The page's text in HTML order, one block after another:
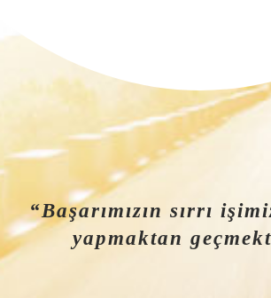
“Başarımızın sırrı
yapmaktan